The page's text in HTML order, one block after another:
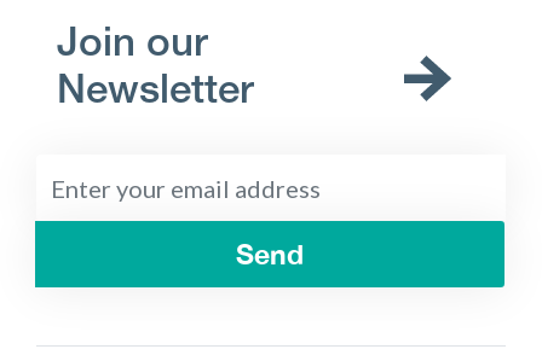
Join our
Newsletter
Send